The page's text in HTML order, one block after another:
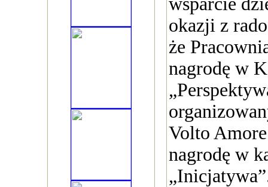
okazji z
że
nagrodę w
Volto
nagrodę w